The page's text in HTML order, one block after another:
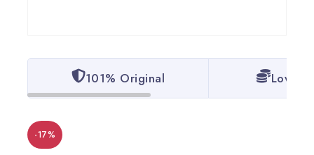
101% Original Lowest
-17%